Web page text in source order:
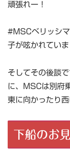
頑張れー！
#MSCベリッシ
子が呟かれていま
そしてその後談
に、MSCは別府
東に向かったり西
下船のお